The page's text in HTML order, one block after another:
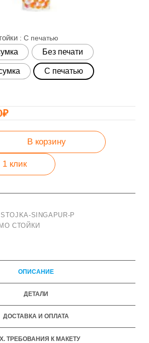
: С печатью
Без печати
С печатью
₽
В корзину
1 клик
SINGAPUR-P
СТОЙКИ
ОПИСАНИЕ
ДЕТАЛИ
ДОСТАВКА И ОПЛАТА
ТРЕБОВАНИЯ К МАКЕТУ